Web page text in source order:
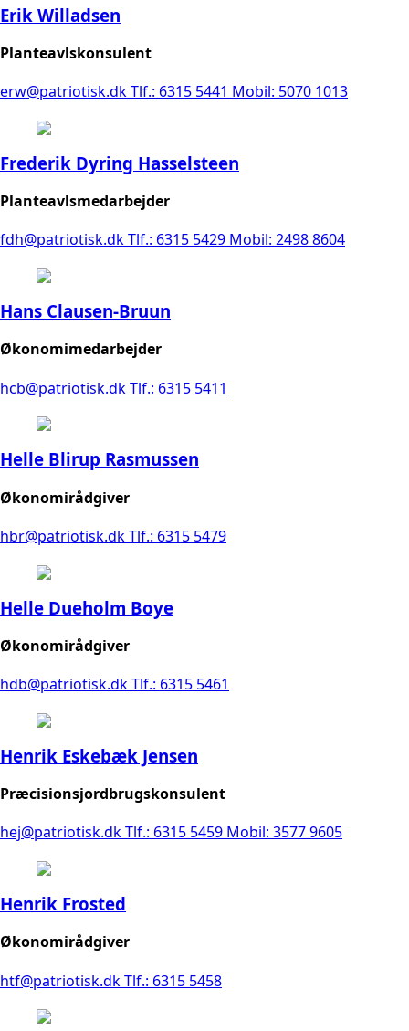
Erik Willadsen
Planteavlskonsulent
erw@patriotisk.dkTlf.: 6315 5441 Mobil: 5070 1013
Frederik Dyring Hasselsteen
Planteavlsmedarbejder
fdh@patriotisk.dkTlf.: 6315 5429 Mobil: 2498 8604
Hans Clausen-Bruun
Økonomimedarbejder
hcb@patriotisk.dkTlf.: 6315 5411
Helle Blirup Rasmussen
Økonomirådgiver
hbr@patriotisk.dkTlf.: 6315 5479
Helle Dueholm Boye
Økonomirådgiver
hdb@patriotisk.dkTlf.: 6315 5461
Henrik Eskebæk Jensen
Præcisionsjordbrugskonsulent
hej@patriotisk.dkTlf.: 6315 5459 Mobil: 3577 9605
Henrik Frosted
Økonomirådgiver
htf@patriotisk.dkTlf.: 6315 5458